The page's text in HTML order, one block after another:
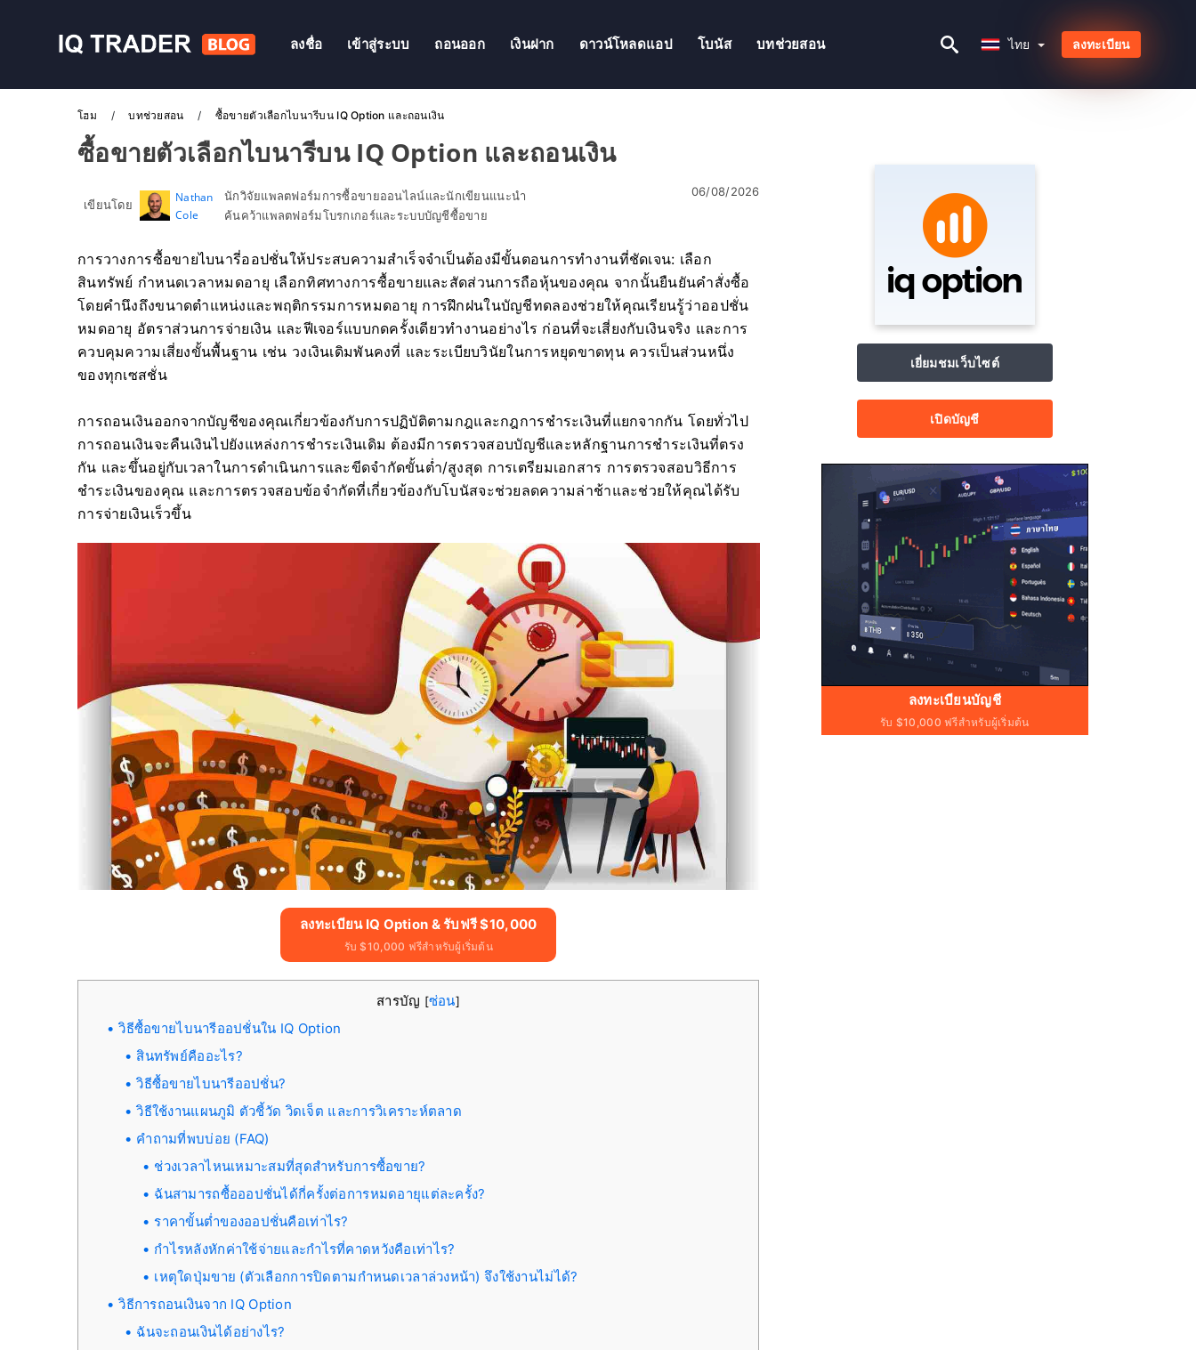
ลงชื่อ เข้าสู่ระบบ ถอนออก เงินฝาก ดาวน์โหลดแอป โบนัส บทช่วยสอน ไทย ลงทะเบียน
โฮม บทช่วยสอน ซื้อขายตัวเลือกไบนารีบน IQ Option และถอนเงิน
ซื้อขายตัวเลือกไบนารีบน IQ Option และถอนเงิน
เขียนโดย
Nathan
Cole
นักวิจัยแพลตฟอร์มการซื้อขายออนไลน์และนักเขียนแนะนำ
ค้นคว้าแพลตฟอร์มโบรกเกอร์และระบบบัญชีซื้อขาย
06/08/2026
การวางการซื้อขายไบนารี่ออปชั่นให้ประสบความสำเร็จจำเป็นต้องมีขั้นตอนการทำงานที่ชัดเจน: เลือก
สินทรัพย์ กำหนดเวลาหมดอายุ เลือกทิศทางการซื้อขายและสัดส่วนการถือหุ้นของคุณ จากนั้นยืนยันคำสั่งซื้อ
โดยคำนึงถึงขนาดตำแหน่งและพฤติกรรมการหมดอายุ การฝึกฝนในบัญชีทดลองช่วยให้คุณเรียนรู้ว่าออปชั่น
หมดอายุ อัตราส่วนการจ่ายเงิน และฟีเจอร์แบบกดครั้งเดียวทำงานอย่างไร ก่อนที่จะเสี่ยงกับเงินจริง และการ
ควบคุมความเสี่ยงขั้นพื้นฐาน เช่น วงเงินเดิมพันคงที่ และระเบียบวินัยในการหยุดขาดทุน ควรเป็นส่วนหนึ่ง
ของทุกเซสชั่น
การถอนเงินออกจากบัญชีของคุณเกี่ยวข้องกับการปฏิบัติตามกฎและกฎการชำระเงินที่แยกจากกัน โดยทั่วไป
การถอนเงินจะคืนเงินไปยังแหล่งการชำระเงินเดิม ต้องมีการตรวจสอบบัญชีและหลักฐานการชำระเงินที่ตรง
กัน และขึ้นอยู่กับเวลาในการดำเนินการและขีดจำกัดขั้นต่ำ/สูงสุด การเตรียมเอกสาร การตรวจสอบวิธีการ
ชำระเงินของคุณ และการตรวจสอบข้อจำกัดที่เกี่ยวข้องกับโบนัสจะช่วยลดความล่าช้าและช่วยให้คุณได้รับ
การจ่ายเงินเร็วขึ้น
ลงทะเบียน IQ Option & รับฟรี $10,000
รับ $10,000 ฟรีสำหรับผู้เริ่มต้น
สารบัญ [ซ่อน]
วิธีซื้อขายไบนารีออปชั่นใน IQ Option
สินทรัพย์คืออะไร?
วิธีซื้อขายไบนารีออปชั่น?
วิธีใช้งานแผนภูมิ ตัวชี้วัด วิดเจ็ต และการวิเคราะห์ตลาด
คำถามที่พบบ่อย (FAQ)
ช่วงเวลาไหนเหมาะสมที่สุดสำหรับการซื้อขาย?
ฉันสามารถซื้อออปชั่นได้กี่ครั้งต่อการหมดอายุแต่ละครั้ง?
ราคาขั้นต่ำของออปชั่นคือเท่าไร?
กำไรหลังหักค่าใช้จ่ายและกำไรที่คาดหวังคือเท่าไร?
เหตุใดปุ่มขาย (ตัวเลือกการปิดตามกำหนดเวลาล่วงหน้า) จึงใช้งานไม่ได้?
วิธีการถอนเงินจาก IQ Option
ฉันจะถอนเงินได้อย่างไร?
เยี่ยมชมเว็บไซต์
เปิดบัญชี
ลงทะเบียนบัญชี
รับ $10,000 ฟรีสำหรับผู้เริ่มต้น